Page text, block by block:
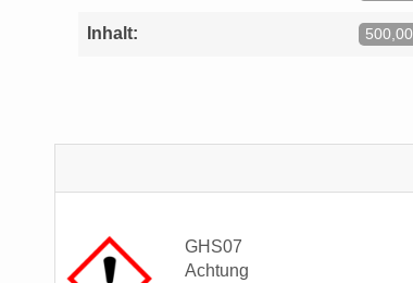
Inhalt: 500,00
GHS07
Achtung